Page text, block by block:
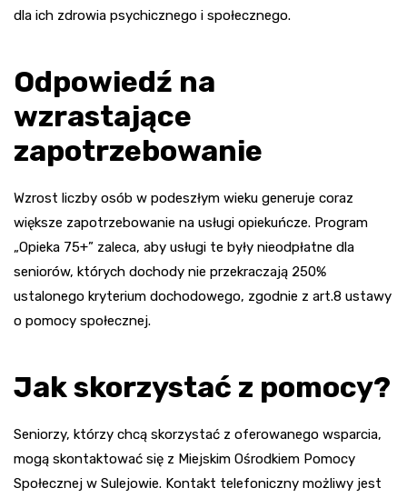
dla ich zdrowia psychicznego i społecznego.
Odpowiedź na
wzrastające
zapotrzebowanie
Wzrost liczby osób w podeszłym wieku generuje coraz
większe zapotrzebowanie na usługi opiekuńcze. Program
„Opieka 75+” zaleca, aby usługi te były nieodpłatne dla
seniorów, których dochody nie przekraczają 250%
ustalonego kryterium dochodowego, zgodnie z art.8 ustawy
o pomocy społecznej.
Jak skorzystać z pomocy?
Seniorzy, którzy chcą skorzystać z oferowanego wsparcia,
mogą skontaktować się z Miejskim Ośrodkiem Pomocy
Społecznej w Sulejowie. Kontakt telefoniczny możliwy jest